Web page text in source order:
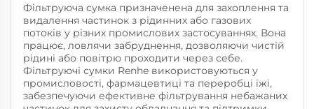
Фільтруюча сумка призначенена для захоплення та
видалення частинок з рідинних або газових
потоків у різних промислових застосуваннях. Вона
працює, ловлячи забруднення, дозволяючи чистій
рідині або повітрю проходити через себе.
Фільтруючі сумки Renhe використовуються у
промисловості, фармацевтиці та переробці їжі,
забезпечуючи ефективне фільтрування небажаних